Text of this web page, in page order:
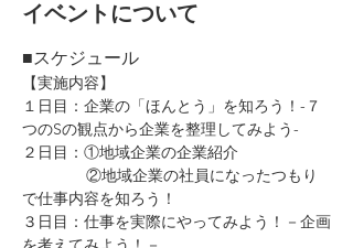
イベントについて
■スケジュール
【実施内容】
１日目：企業の「ほんとう」を知ろう！-７
つのSの観点から企業を整理してみよう-
２日目：①地域企業の企業紹介
②地域企業の社員になったつもり
で仕事内容を知ろう！
３日目：仕事を実際にやってみよう！－企画